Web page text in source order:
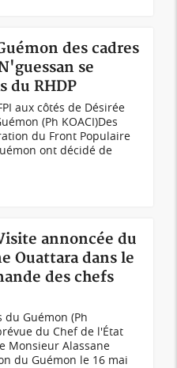
des cadres
se
du RHDP
aux côtés de Désirée
(Ph KOACI)Des
du Front Populaire
ont décidé de
annoncée du
Ouattara dans le
des chefs
Guémon (Ph
du Chef de l'État
Monsieur Alassane
du Guémon le 16 mai